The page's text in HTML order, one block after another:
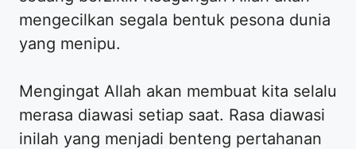
mengecilkan segala bentuk pesona dunia
yang menipu.
Mengingat Allah akan membuat kita selalu
merasa diawasi setiap saat. Rasa diawasi
inilah yang menjadi benteng pertahanan